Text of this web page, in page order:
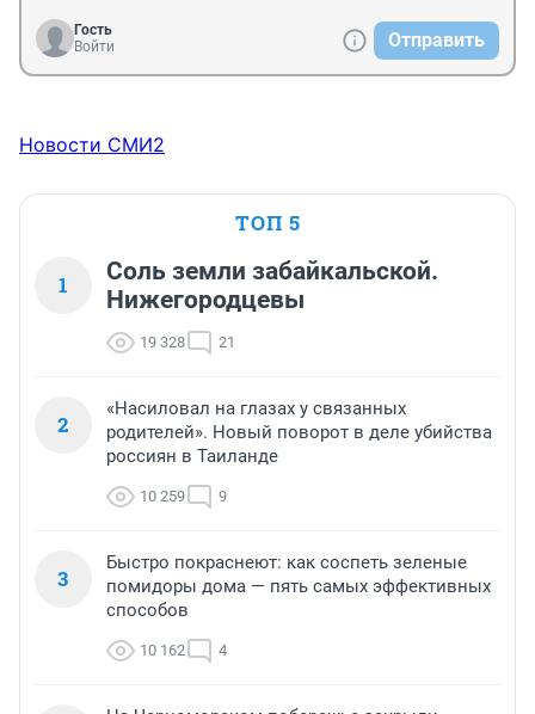
Гость
Войти
Отправить
Новости СМИ2
ТОП 5
1
Соль земли забайкальской.
Нижегородцевы
19 328 21
2
«Насиловал на глазах у связанных
родителей». Новый поворот в деле убийства
россиян в Таиланде
10 259 9
3
Быстро покраснеют: как соспеть зеленые
помидоры дома — пять самых эффективных
способов
10 162 4